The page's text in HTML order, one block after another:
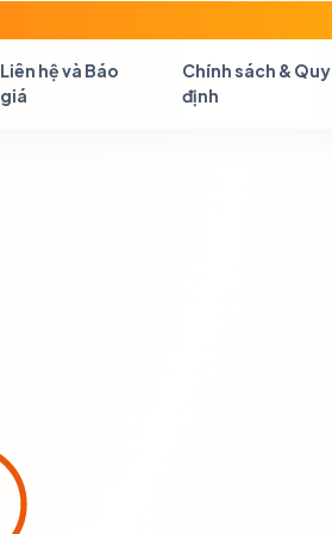
Liên hệ và Báo
giá
Chính sách & Quy
định